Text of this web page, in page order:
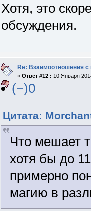
Хотя, это
обсуждения.
Re: Взаимоотношения
« Ответ #12 : 10 Января
(−)0
Цитата:
Что мешает
хотя бы до
примерно
магию в